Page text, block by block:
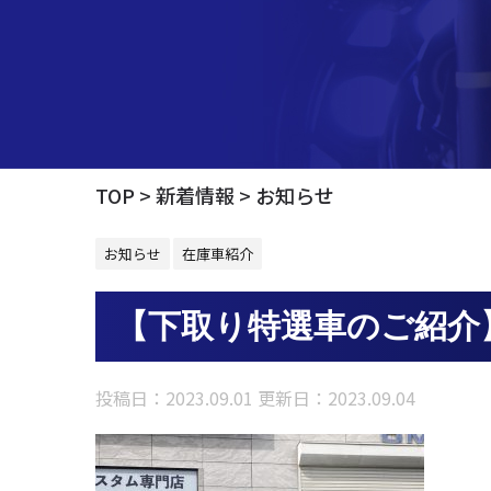
TOP 新着情報 お知らせ
お知らせ 在庫車紹介
【下取り特選車のご紹介
投稿日：2023.09.01 更新日： 2023.09.04